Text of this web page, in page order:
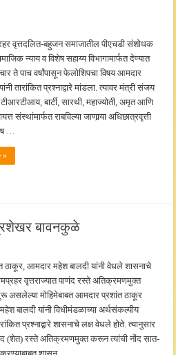
वृत्तदलित-बहुजन समाजातील पीएचडी संशोधक
न्याय व विशेष सहाय्य विभागामार्फत देण्यात
चार ते पाच वर्षांपासून फेलोशिपचा विषय आमदार
तारांकित प्रश्नाद्वारे मांडला. त्यावर मंत्री संजय
टीआरटीआय, बार्टी, सारथी, महाज्योती, अमृत आणि
संस्थांमार्फत राबविल्या जाणार्‍या अधिछात्रवृत्ती
…
»
बावनकुळे
ठाकूर, आमदार महेश बालदी यांनी वेधले शासनाचे
वृत्तराज्यात पाणंद रस्ते अतिक्रमणमुक्त
असलेल्या मोहिमेबाबत आमदार प्रशांत ठाकूर
बालदी यांनी विधीमंडळाच्या अर्थसंकल्पीय
प्रश्नाद्वारे शासनाचे लक्ष वेधले होते. त्यानुसार
(शेत) रस्ते अतिक्रमणमुक्त करून त्यांची नोंद सात-